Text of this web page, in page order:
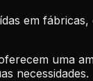
em
uma
necessidades.